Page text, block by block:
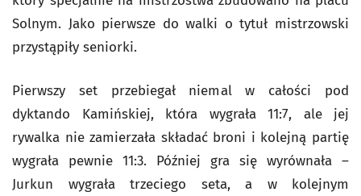
Solnym. Jako pierwsze do walki o tytuł mistrzowski
przystąpiły seniorki.
Pierwszy set przebiegał niemal w całości pod
dyktando Kamińskiej, która wygrała 11:7, ale jej
rywalka nie zamierzała składać broni i kolejną partię
wygrała pewnie 11:3. Później gra się wyrównała –
Jurkun wygrała trzeciego seta, a w kolejnym